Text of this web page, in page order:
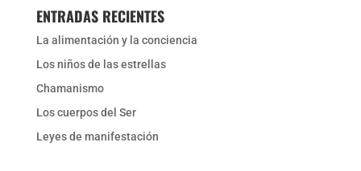
ENTRADAS RECIENTES
La alimentación y la conciencia
Los niños de las estrellas
Chamanismo
Los cuerpos del Ser
Leyes de manifestación